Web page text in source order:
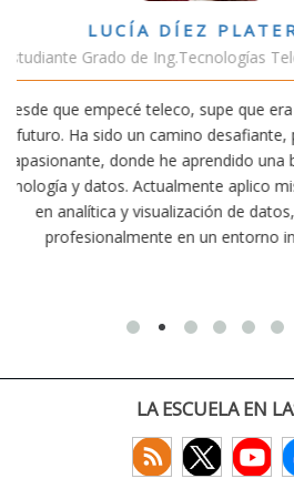
de
en
VÍCTOR
Estudiante Doble
Estudiar teleco me ha
conectividad afecta
exige esfuerzo, he
actividades como el
convencido de que elegir
decisiones
LA ESCUELA EN